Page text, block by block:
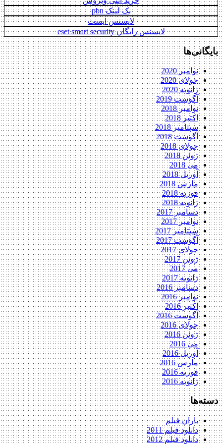
بک لینک pbn
لایسنس ایست
لایسنس رایگان eset smart security
بایگانی‌ها
نوامبر 2020
جولای 2020
ژانویه 2020
آگوست 2019
نوامبر 2018
اکتبر 2018
سپتامبر 2018
آگوست 2018
جولای 2018
ژوئن 2018
می 2018
آوریل 2018
مارس 2018
فوریه 2018
ژانویه 2018
دسامبر 2017
نوامبر 2017
سپتامبر 2017
آگوست 2017
جولای 2017
ژوئن 2017
می 2017
ژانویه 2017
دسامبر 2016
نوامبر 2016
اکتبر 2016
آگوست 2016
جولای 2016
ژوئن 2016
می 2016
آوریل 2016
مارس 2016
فوریه 2016
ژانویه 2016
دسته‌ها
باران فیلم
دانلود فیلم 2011
دانلود فیلم 2012